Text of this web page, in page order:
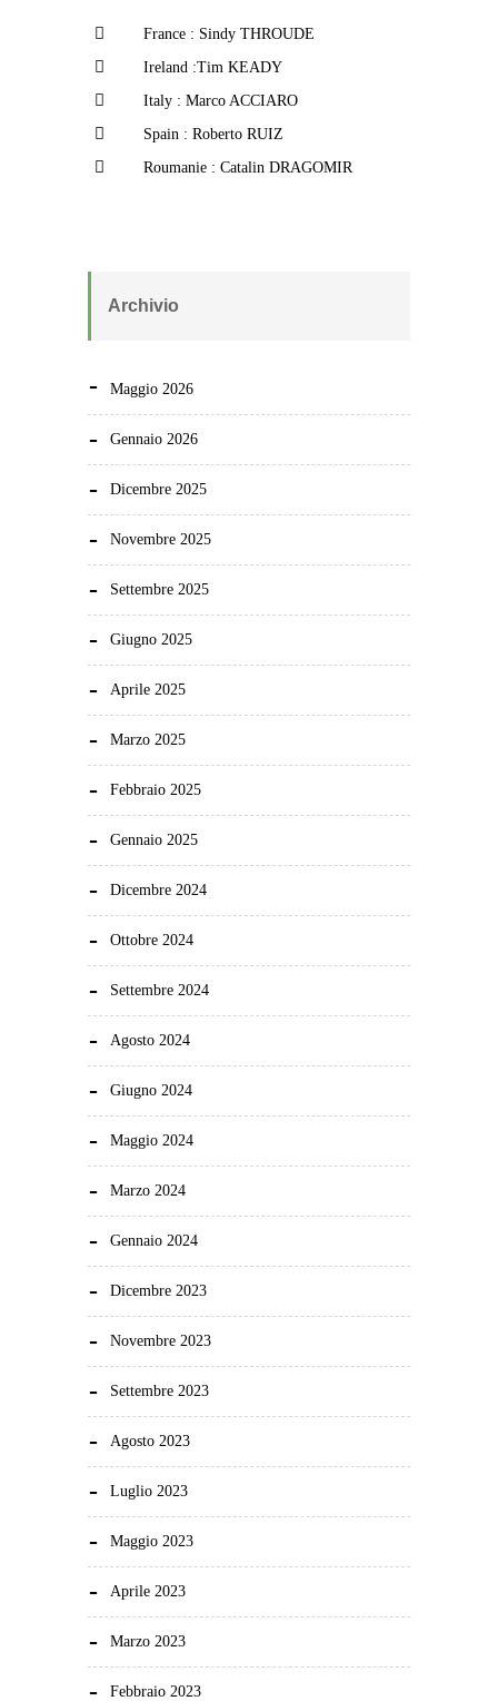
France : Sindy THROUDE
Ireland :Tim KEADY
Italy : Marco ACCIARO
Spain : Roberto RUIZ
Roumanie : Catalin DRAGOMIR
Archivio
Maggio 2026
Gennaio 2026
Dicembre 2025
Novembre 2025
Settembre 2025
Giugno 2025
Aprile 2025
Marzo 2025
Febbraio 2025
Gennaio 2025
Dicembre 2024
Ottobre 2024
Settembre 2024
Agosto 2024
Giugno 2024
Maggio 2024
Marzo 2024
Gennaio 2024
Dicembre 2023
Novembre 2023
Settembre 2023
Agosto 2023
Luglio 2023
Maggio 2023
Aprile 2023
Marzo 2023
Febbraio 2023